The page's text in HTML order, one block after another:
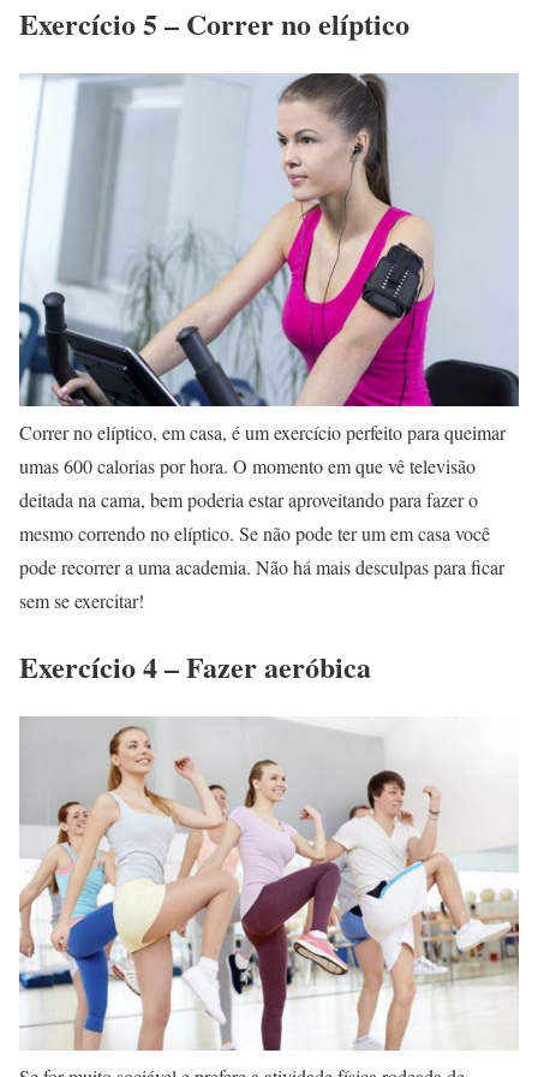
Exercício 5 – Correr no elíptico
Correr no elíptico, em casa, é um exercício perfeito para queimar
umas 600 calorias por hora. O momento em que vê televisão
deitada na cama, bem poderia estar aproveitando para fazer o
mesmo correndo no elíptico. Se não pode ter um em casa você
pode recorrer a uma academia. Não há mais desculpas para ficar
sem se exercitar!
Exercício 4 – Fazer aeróbica